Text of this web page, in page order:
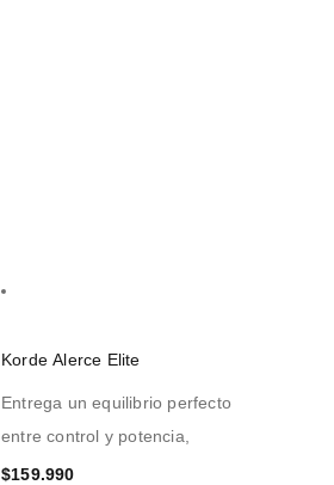
Korde Alerce Elite
Entrega un equilibrio perfecto
entre control y potencia,
$159.990